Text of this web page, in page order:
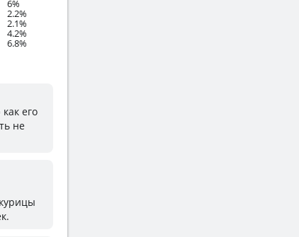
6%
2.2%
2.1%
4.2%
6.8%
его
не